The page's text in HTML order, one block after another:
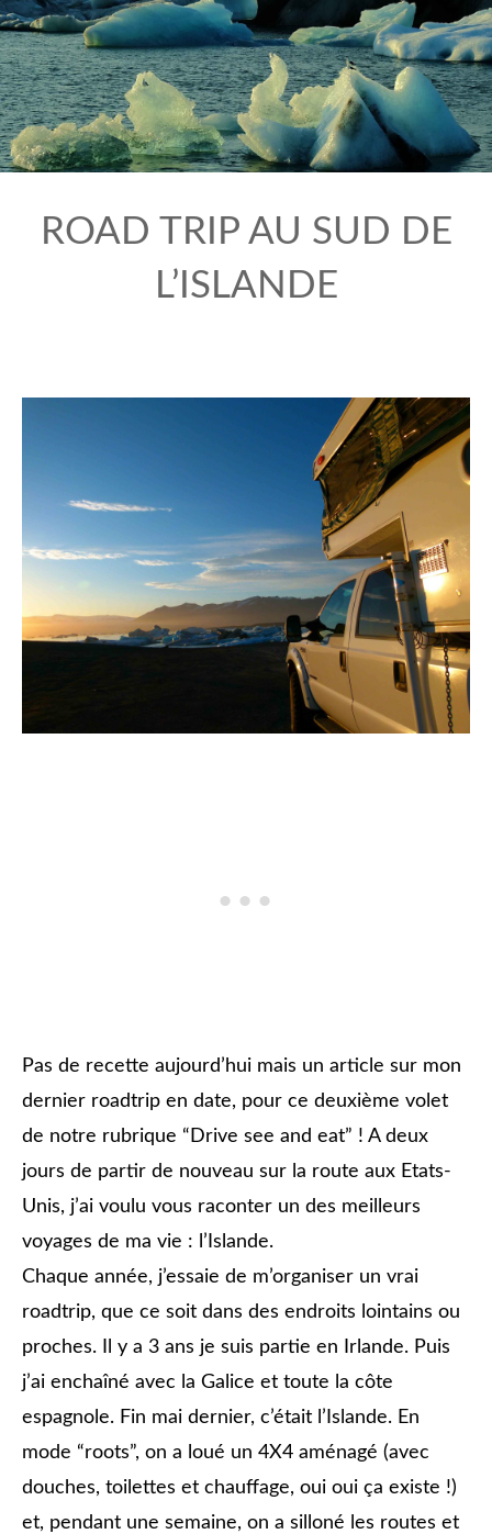
ROAD TRIP AU SUD DE
L’ISLANDE
Pas de recette aujourd’hui mais un article sur mon
dernier roadtrip en date, pour ce deuxième volet
de notre rubrique “Drive see and eat” ! A deux
jours de partir de nouveau sur la route aux Etats-
Unis, j’ai voulu vous raconter un des meilleurs
voyages de ma vie : l’Islande.
Chaque année, j’essaie de m’organiser un vrai
roadtrip, que ce soit dans des endroits lointains ou
proches. Il y a 3 ans je suis partie en Irlande. Puis
j’ai enchaîné avec la Galice et toute la côte
espagnole. Fin mai dernier, c’était l’Islande. En
mode “roots”, on a loué un 4X4 aménagé (avec
douches, toilettes et chauffage, oui oui ça existe !)
et, pendant une semaine, on a silloné les routes et